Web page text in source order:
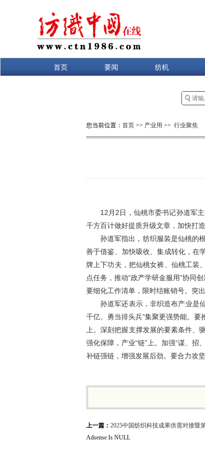
首页 要闻 纺机
您当前位置： 首页 >> 产业用 >> 行业聚焦
12月2日，仙桃市委书记孙道军
千方百计做好提质升级文章，加快打
孙道军指出，纺织服装是仙桃的
善于借鉴、加快吸收、集成转化，在
牌上下功夫，把仙桃女裤、仙桃工装
点任务，推动“政产学研金服用”协同
要细化工作清单，限时结账销号。突
孙道军还表示，非织造布产业是
千亿、勇当排头兵”集聚更强势能。
上。深刻把握支撑发展的要素条件
强化保障，产业“链”上。加强“谋、
补链强链，增强发展后劲。要合力攻
上一篇： 2025中国纺织科技成果供需对接暨
Adsense Is NULL